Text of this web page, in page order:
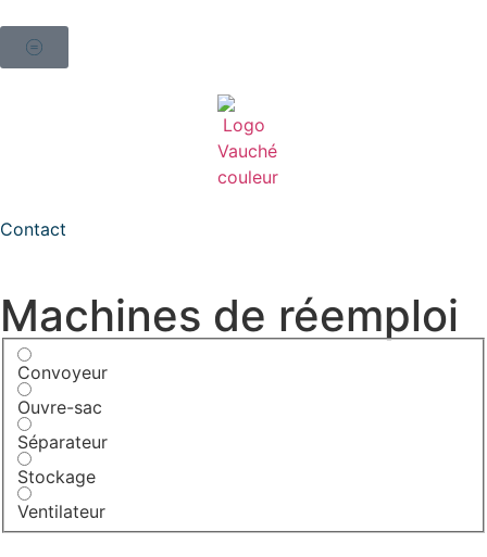
Contact
Machines de réemploi
Convoyeur
Ouvre-sac
Séparateur
Stockage
Ventilateur